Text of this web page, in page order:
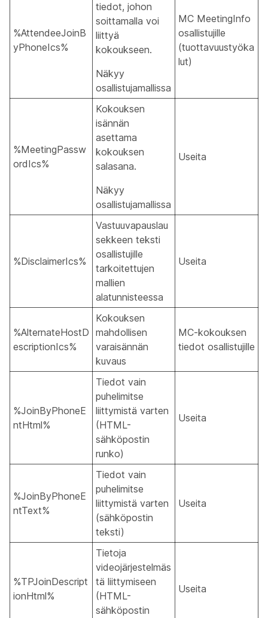
%AttendeeJoinB
yPhoneIcs%
tiedot, johon
soittamalla voi
liittyä
kokoukseen.
Näkyy
osallistujamallissa
MC MeetingInfo
osallistujille
(tuottavuustyöka
lut)
%MeetingPassw
ordIcs%
Kokouksen
isännän
asettama
kokouksen
salasana.
Näkyy
osallistujamallissa
Useita
%DisclaimerIcs%
Vastuuvapauslau
sekkeen teksti
osallistujille
tarkoitettujen
mallien
alatunnisteessa
Useita
%AlternateHostD
escriptionIcs%
Kokouksen
mahdollisen
varaisännän
kuvaus
MC-kokouksen
tiedot osallistujille
%JoinByPhoneE
ntHtml%
Tiedot vain
puhelimitse
liittymistä varten
(HTML-
sähköpostin
runko)
Useita
%JoinByPhoneE
ntText%
Tiedot vain
puhelimitse
liittymistä varten
(sähköpostin
teksti)
Useita
%TPJoinDescript
ionHtml%
Tietoja
videojärjestelmäs
tä liittymiseen
(HTML-
sähköpostin
Useita